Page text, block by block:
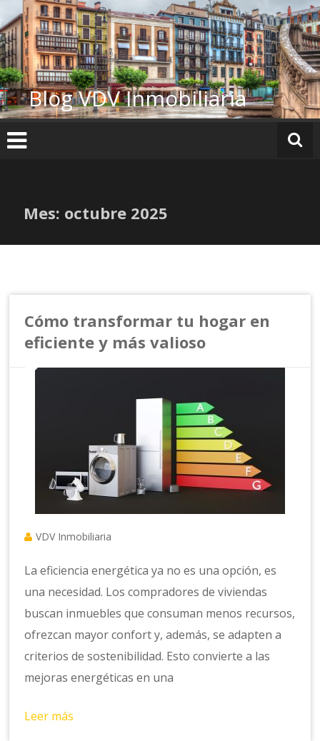
al
contenido
Blog VDV Inmobiliaria
Mes: octubre 2025
Cómo transformar tu hogar en
eficiente y más valioso
VDV Inmobiliaria
La eficiencia energética ya no es una opción, es
una necesidad. Los compradores de viviendas
buscan inmuebles que consuman menos recursos,
ofrezcan mayor confort y, además, se adapten a
criterios de sostenibilidad. Esto convierte a las
mejoras energéticas en una
Leer más